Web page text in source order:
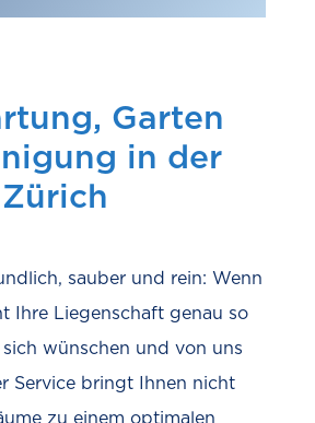
Garten
in der
sauber und rein: Wenn
Ihre Liegenschaft genau so
sich wünschen und von uns
Service bringt Ihnen nicht
zu einem optimalen